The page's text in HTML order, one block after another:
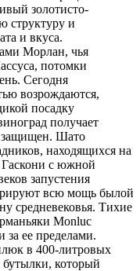
золотисто-
структуру и
и вкуса.
Морлан, чья
потомки
Сегодня
возрождаются,
посадку
получает
защищен. Шато
находящихся на
Гаскони с южной
запустения
всю мощь былой
средневековья. Тихие
Monluc
ее пределами.
в 400-литровых
бутылки, который